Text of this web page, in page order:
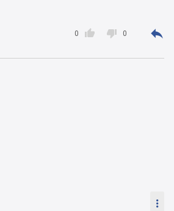

0  0 
